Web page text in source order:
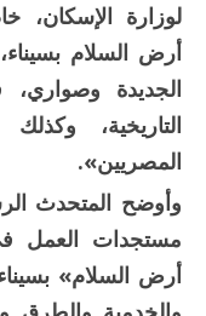
لوزارة الإسكان،
أرض السلام
الجديدة وصواري،
التاريخية،
المصريين».
وأوضح المتحدث
مستجدات العمل
أرض السلام»